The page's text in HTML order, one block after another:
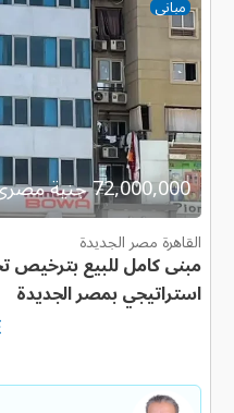
مبانى
72,000,000 جنية مصرى
القاهرة مصر الجديدة
مبنى كامل للبيع بترخيص
استراتيجي بمصر الجديدة